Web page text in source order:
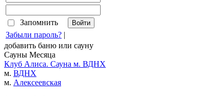
Запомнить
Забыли пароль? |
добавить баню или сауну
Сауны Месяца
Клуб Алиса. Сауна м. ВДНХ
м. ВДНХ
м. Алексеевская